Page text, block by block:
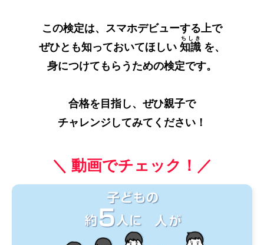
この検定は、スマホデビューする上で
ぜひとも知っておいてほしい 知識
ちしき
を、
身につけてもらうための検定です。
合格を目指し、ぜひ親子で
チャレンジしてみてください！
＼ 動画でチェック！／